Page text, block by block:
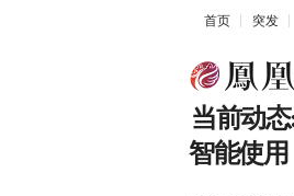
首页 突发
当前动
智能使用